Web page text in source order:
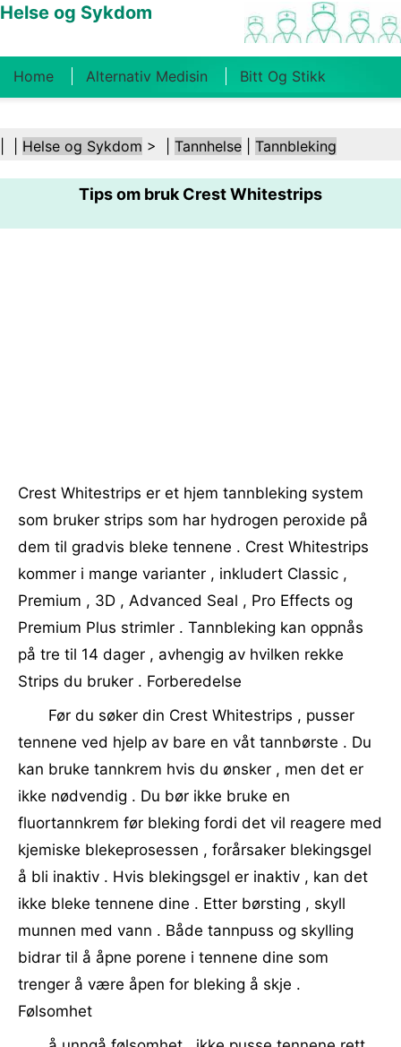
Helse og Sykdom
Home Alternativ Medisin Bitt Og Stikk
Kosthold Og Ernæring Familiehelse
Helsebransjen Psykisk Helse Folkehelse Og
Sikkerhet Kirurgi Og Prosedyrer Helse
Helse og Sykdom > | Tannhelse Tannbleking
Tips om bruk Crest Whitestrips
Crest Whitestrips er et hjem tannbleking system
som bruker strips som har hydrogen peroxide på
dem til gradvis bleke tennene . Crest Whitestrips
kommer i mange varianter , inkludert Classic ,
Premium , 3D , Advanced Seal , Pro Effects og
Premium Plus strimler . Tannbleking kan oppnås
på tre til 14 dager , avhengig av hvilken rekke
Strips du bruker . Forberedelse
Før du søker din Crest Whitestrips , pusser
tennene ved hjelp av bare en våt tannbørste . Du
kan bruke tannkrem hvis du ønsker , men det er
ikke nødvendig . Du bør ikke bruke en
fluortannkrem før bleking fordi det vil reagere med
kjemiske blekeprosessen , forårsaker blekingsgel
å bli inaktiv . Hvis blekingsgel er inaktiv , kan det
ikke bleke tennene dine . Etter børsting , skyll
munnen med vann . Både tannpuss og skylling
bidrar til å åpne porene i tennene dine som
trenger å være åpen for bleking å skje .
Følsomhet